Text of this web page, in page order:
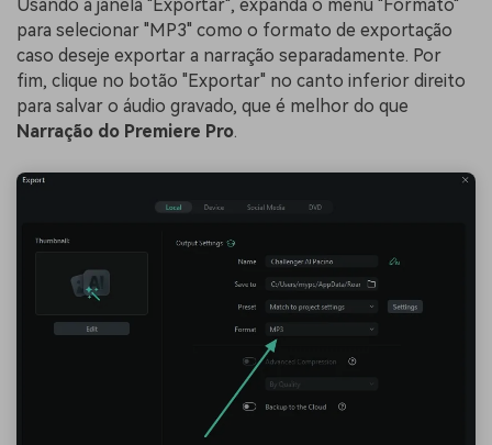
Usando a janela "Exportar", expanda o menu "Formato"
para selecionar "MP3" como o formato de exportação
caso deseje exportar a narração separadamente. Por
fim, clique no botão "Exportar" no canto inferior direito
para salvar o áudio gravado, que é melhor do que
Narração do Premiere Pro.